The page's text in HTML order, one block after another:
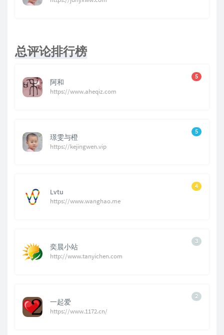
总评论排行榜
5
阿和
https://www.aheqiz.com
5
璟雯与橙
https://kejingwen.vip
4
Lvtu
https://www.wanghao.me
3
奕晨小站
http://www.tanyichen.com
2
一起爱
https://www.1172.cn/